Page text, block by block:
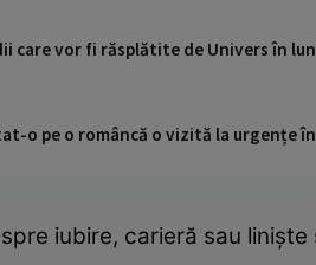
care vor fi răsplătite de Univers în
o pe o româncă o vizită la urgențe
iubire, carieră sau